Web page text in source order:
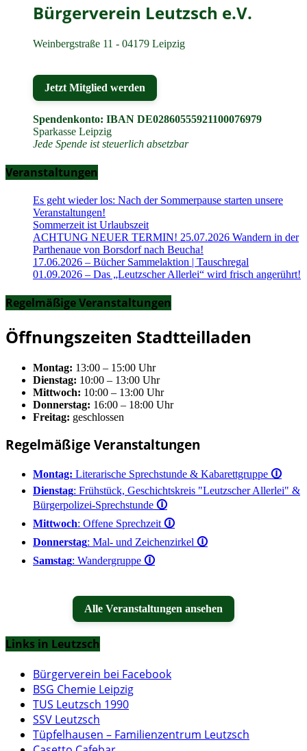
Bürgerverein Leutzsch e.V.
Weinbergstraße 11 - 04179 Leipzig
Jetzt Mitglied werden
Spendenkonto: IBAN DE02860555921100076979
Sparkasse Leipzig
Jede Spende ist steuerlich absetzbar
Veranstaltungen
Es geht wieder los: Nach der Sommerpause starten unsere
Veranstaltungen!
Sommerzeit ist Urlaubszeit
ACHTUNG NEUER TERMIN! 25.07.2026 Wandern in der
Parthenaue von Borsdorf nach Beucha!
17.06.2026 – Bücher Sammelaktion | Tauschregal
01.09.2026 – Das „Leutzscher Allerlei“ wird frisch angerührt!
Regelmäßige Veranstaltungen
Öffnungszeiten Stadtteilladen
Montag: 13:00 – 15:00 Uhr
Dienstag: 10:00 – 13:00 Uhr
Mittwoch: 10:00 – 13:00 Uhr
Donnerstag: 16:00 – 18:00 Uhr
Freitag: geschlossen
Regelmäßige Veranstaltungen
Montag: Literarische Sprechstunde & Kabarettgruppe 🛈
Dienstag: Frühstück, Geschichtskreis "Leutzscher Allerlei" &
Bürgerpolizei-Sprechstunde 🛈
Mittwoch: Offene Sprechzeit 🛈
Donnerstag: Mal- und Zeichenzirkel 🛈
Samstag: Wandergruppe 🛈
Alle Veranstaltungen ansehen
Links in Leutzsch
Bürgerverein bei Facebook
BSG Chemie Leipzig
TUS Leutzsch 1990
SSV Leutzsch
Tüpfelhausen – Familienzentrum Leutzsch